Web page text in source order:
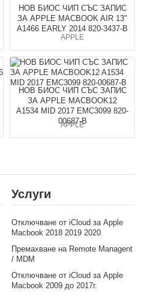
НОВ БИОС ЧИП СЪС ЗАПИС
ЗА APPLE MACBOOK AIR 13"
A1466 EARLY 2014 820-3437-B
APPLE
НОВ БИОС ЧИП СЪС ЗАПИС
ЗА APPLE MACBOOK12
A1534 MID 2017 EMC3099 820-
00687-B
APPLE
Услуги
Отключване от iCloud за Apple
Macbook 2018 2019 2020
Премахване на Remote Managent
/ MDM
Отключване от iCloud за Apple
Macbook 2009 до 2017г.